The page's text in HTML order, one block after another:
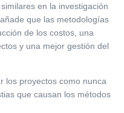
en la investigación
que las metodologías
de los costos, una
y una mejor gestión del
los proyectos como nunca
que causan los métodos